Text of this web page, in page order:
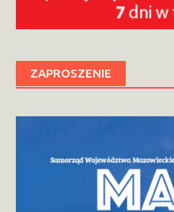
ZAPROSZENIE